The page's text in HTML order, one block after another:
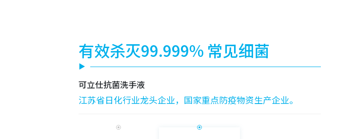
有效杀灭99.999% 常见细菌
可立仕抗菌洗手液
江苏省日化行业龙头企业，国家重点防疫物资生产企业。